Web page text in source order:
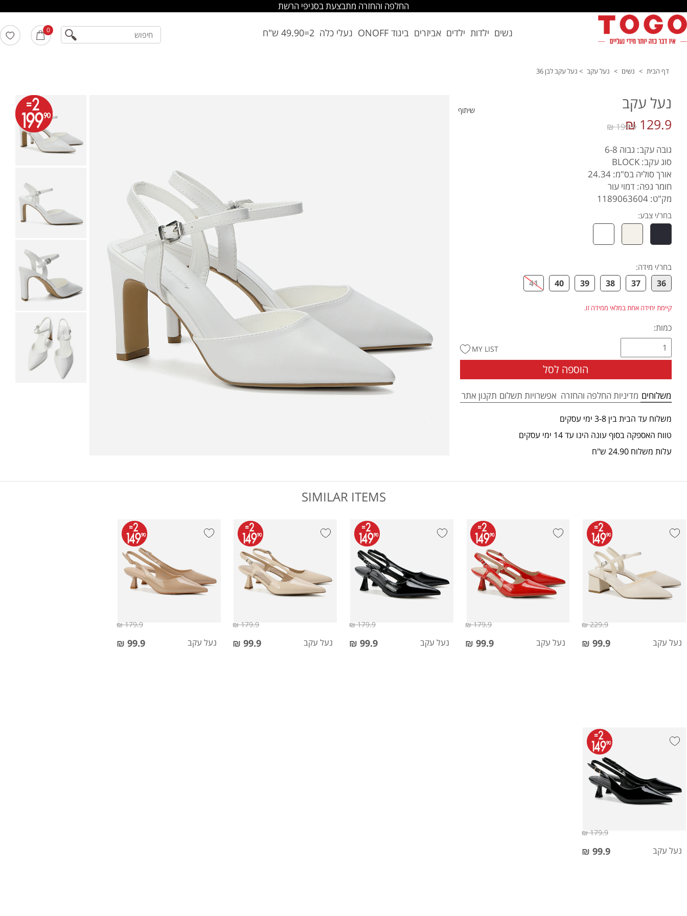
החלפה והחזרה מתבצעת בסניפי הרשת
נשים ילדות ילדים אביזרים ביגוד ONOFF נעלי כלה 2=49.90 ש"ח 0 חיפוש
דף הבית > נשים > נעל עקב > נעל עקב לבן 36
שיתוף נעל עקב
129.9 ₪
199.9 ₪
גובה עקב: גבוה 6-8
סוג עקב: BLOCK
אורך סוליה בס"מ: 24.34
חומר גפה: דמוי עור
מק"ט: 1189063604
בחר/י צבע:
בחר/י מידה:
36
37
38
39
40
41
קיימת יחידה אחת במלאי ממידה זו.
כמות:
הוספה לסל
MY LIST
משלוחים מדיניות החלפה והחזרה אפשרויות תשלום תקנון אתר
משלוח עד הבית בין 3-8 ימי עסקים
טווח האספקה בסוף עונה הינו עד 14 ימי עסקים
עלות משלוח 24.90 ש"ח
SIMILAR ITEMS
נעל עקב 99.9 ₪
229.9 ₪
נעל עקב 99.9 ₪
179.9 ₪
נעל עקב 99.9 ₪
179.9 ₪
נעל עקב 99.9 ₪
179.9 ₪
נעל עקב 99.9 ₪
179.9 ₪
נעל עקב 99.9 ₪
179.9 ₪